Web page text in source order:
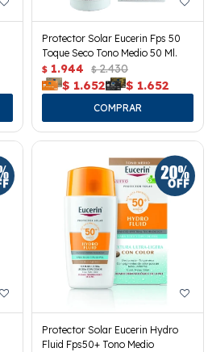
Protector Solar Eucerin Fps 50
Toque Seco Tono Medio 50 Ml.
$ 1.944 $ 2.430
$ 1.652 $ 1.652
Protector Solar Eucerin Hydro
Fluid Fps50+ Tono Medio